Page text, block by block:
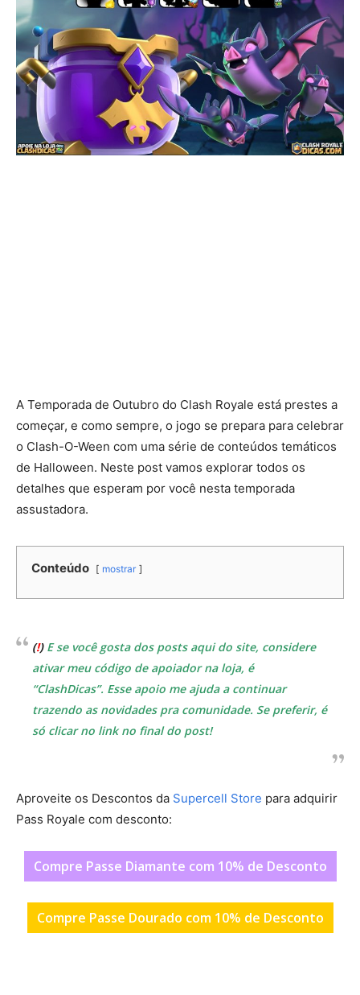
A Temporada de Outubro do Clash Royale está prestes a
começar, e como sempre, o jogo se prepara para celebrar
o Clash-O-Ween com uma série de conteúdos temáticos
de Halloween. Neste post vamos explorar todos os
detalhes que esperam por você nesta temporada
assustadora.
Conteúdo mostrar
(!) E se você gosta dos posts aqui do site, considere
ativar meu código de apoiador na loja, é
“ClashDicas”. Esse apoio me ajuda a continuar
trazendo as novidades pra comunidade. Se preferir, é
só clicar no link no final do post!
Aproveite os Descontos da Supercell Store para adquirir
Pass Royale com desconto:
Compre Passe Diamante com 10% de Desconto
Compre Passe Dourado com 10% de Desconto